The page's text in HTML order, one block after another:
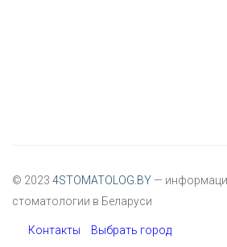
© 2023 4STOMATOLOG.BY —
стоматологии в Беларуси
Контакты Выбрать город